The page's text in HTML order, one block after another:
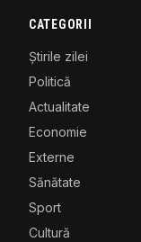
CATEGORII
Știrile zilei
Politică
Actualitate
Economie
Externe
Sănătate
Sport
Cultură